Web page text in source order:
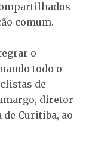
comum.
o
todo o
de
diretor
Curitiba, ao